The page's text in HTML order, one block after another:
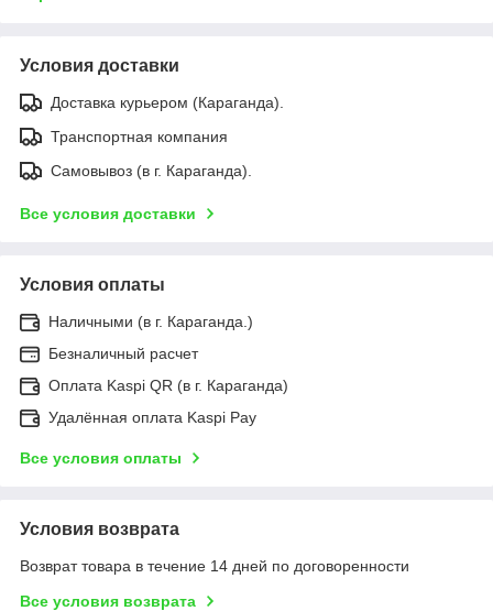
Условия доставки
Доставка курьером (Караганда).
Транспортная компания
Самовывоз (в г. Караганда).
Все условия доставки
Условия оплаты
Наличными (в г. Караганда.)
Безналичный расчет
Оплата Kaspi QR (в г. Караганда)
Удалённая оплата Kaspi Pay
Все условия оплаты
Условия возврата
Возврат товара в течение 14 дней по договоренности
Все условия возврата